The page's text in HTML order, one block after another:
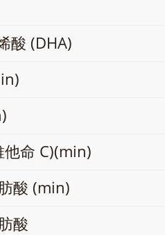
酸 (DHA)
命 C)(min)
酸 (min)
酸